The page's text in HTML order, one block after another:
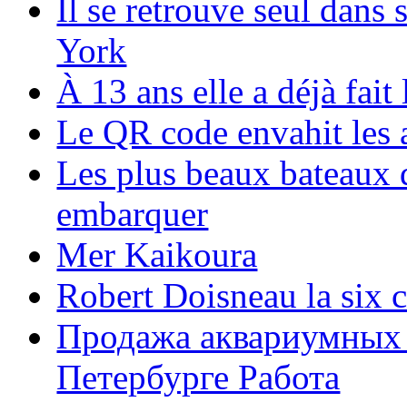
Il se retrouve seul dans
York
À 13 ans elle a déjà
Le QR code envahit les
Les plus beaux bateaux
embarquer
Mer Kaikoura
Robert Doisneau la six
Продажа аквариумных
Петербурге Работа